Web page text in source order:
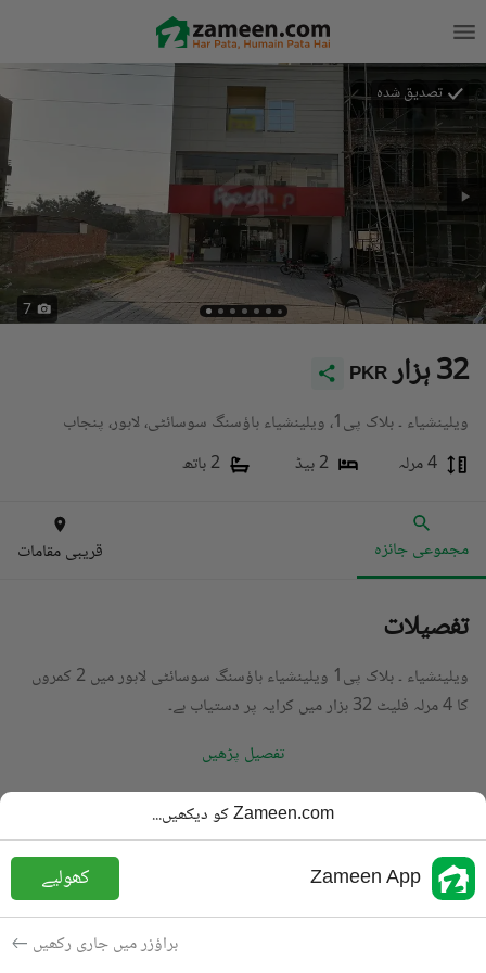
تصدیق شدہ
7
PKR 32 ہزار
ویلینشیاء ۔ بلاک پی1، ویلینشیاء ہاؤسنگ سوسائٹی، لاہور، پنجاب
4 مرلہ
2 بیڈ 2 باتھ
مجموعی جائزہ قریبی مقامات
تفصیلات
ویلینشیاء ۔ بلاک پی1 ویلینشیاء ہاؤسنگ سوسائٹی لاہور میں 2 کمروں
کا 4 مرلہ فلیٹ 32 ہزار میں کرایہ پر دستیاب ہے۔
تفصیل پڑھیں
فلیٹ
قیمت
PKR
32 ہزار
باتھ
رقبہ
4 مرلہ
کرایہ پر دستیاب
Zameen.com کو دیکھیں...
Zameen App کھولیے
براؤزر میں جاری رکھیں